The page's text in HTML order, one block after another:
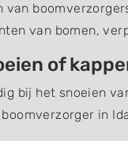
van
van bomen,
of
bij het snoeien
in